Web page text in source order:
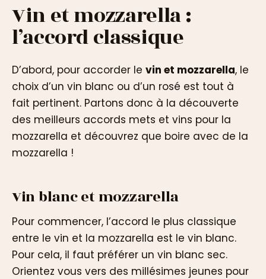
Vin et mozzarella :
l’accord classique
D’abord, pour accorder le vin et mozzarella, le
choix d’un vin blanc ou d’un rosé est tout à
fait pertinent. Partons donc à la découverte
des meilleurs accords mets et vins pour la
mozzarella et découvrez que boire avec de la
mozzarella !
Vin blanc et mozzarella
Pour commencer, l’accord le plus classique
entre le vin et la mozzarella est le vin blanc.
Pour cela, il faut préférer un vin blanc sec.
Orientez vous vers des millésimes jeunes pour